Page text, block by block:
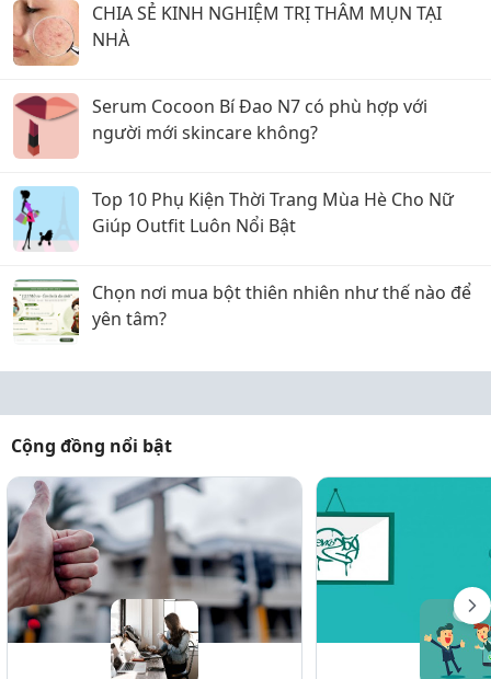
CHIA SẺ KINH NGHIỆM TRỊ THÂM MỤN TẠI
NHÀ
Serum Cocoon Bí Đao N7 có phù hợp với
người mới skincare không?
Top 10 Phụ Kiện Thời Trang Mùa Hè Cho Nữ
Giúp Outfit Luôn Nổi Bật
Chọn nơi mua bột thiên nhiên như thế nào để
yên tâm?
Cộng đồng nổi bật